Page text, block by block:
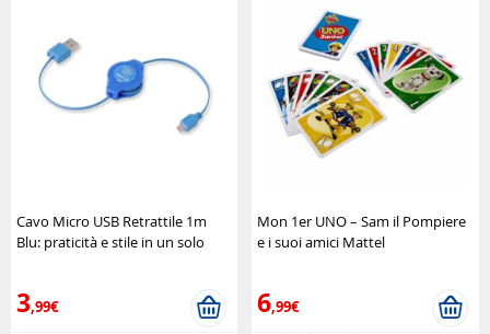
Cavo Micro USB Retrattile 1m
Blu: praticità e stile in un solo
3,99€
Mon 1er UNO – Sam il Pompiere
e i suoi amici Mattel
6,99€